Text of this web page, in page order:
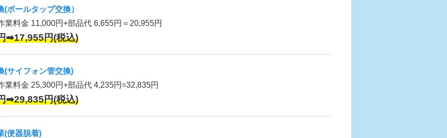
ボールタップ交換）
業料金 11,000円+部品代 6,655円＝20,955円
➡17,955円(税込)
(サイフォン管交換)
業料金 25,300円+部品代 4,235円=32,835円
➡29,835円(税込)
(便器脱着)